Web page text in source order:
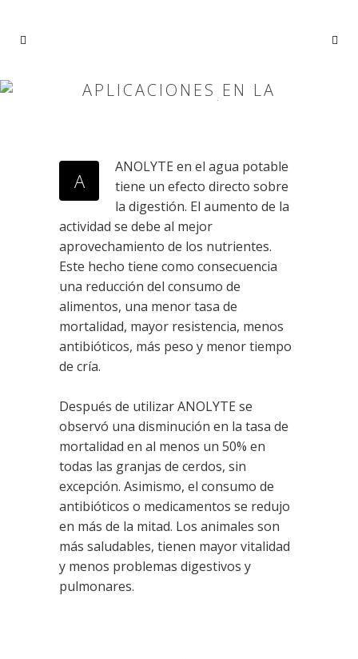
APLICACIONES EN LA
A
ANOLYTE en el agua potable
tiene un efecto directo sobre
la digestión. El aumento de la
actividad se debe al mejor
aprovechamiento de los nutrientes.
Este hecho tiene como consecuencia
una reducción del consumo de
alimentos, una menor tasa de
mortalidad, mayor resistencia, menos
antibióticos, más peso y menor tiempo
de cría.
Después de utilizar ANOLYTE se
observó una disminución en la tasa de
mortalidad en al menos un 50% en
todas las granjas de cerdos, sin
excepción. Asimismo, el consumo de
antibióticos o medicamentos se redujo
en más de la mitad. Los animales son
más saludables, tienen mayor vitalidad
y menos problemas digestivos y
pulmonares.